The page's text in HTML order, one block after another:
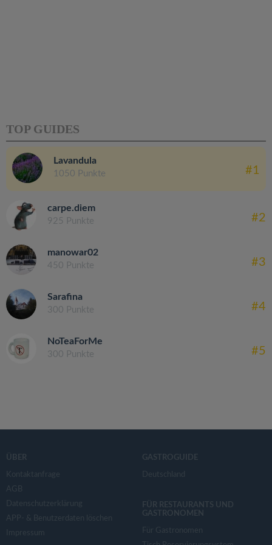
TOP GUIDES
Lavandula
1050 Punkte #1
carpe.diem
925 Punkte #2
manowar02
450 Punkte #3
Sarafina
300 Punkte #4
NoTeaForMe
300 Punkte #5
ÜBER
Kontaktanfrage
AGB
Datenschutzerklärung
APP- & Benutzerdaten löschen
Impressum
GASTROGUIDE
Deutschland
FÜR RESTAURANTS UND
GASTRONOMEN
Für Gastronomen